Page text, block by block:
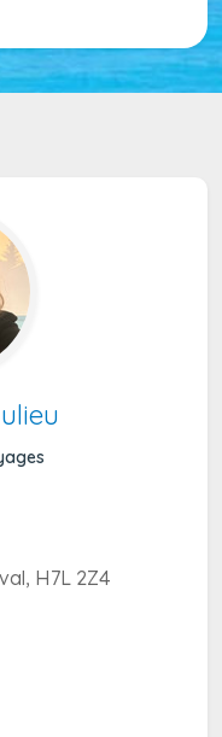
H7L 2Z4